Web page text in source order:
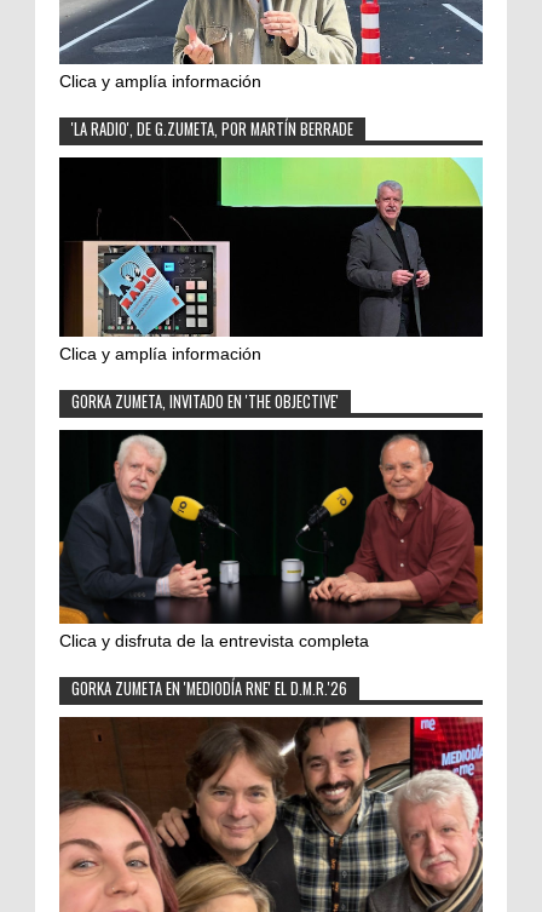
Clica y amplía información
'LA RADIO', DE G.ZUMETA, POR MARTÍN BERRADE
Clica y amplía información
GORKA ZUMETA, INVITADO EN 'THE OBJECTIVE'
Clica y disfruta de la entrevista completa
GORKA ZUMETA EN 'MEDIODÍA RNE' EL D.M.R.'26